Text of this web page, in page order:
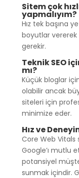
Sitem çok
yapmalıyım?
Hız tek başına
boyutlar vererek
gerekir.
Teknik SEO
mı?
Küçük bloglar
olabilir ancak
siteleri için
minimize eder.
Hız ve
Core Web Vitals
Google’ı mutlu
potansiyel
sunmak içindir.